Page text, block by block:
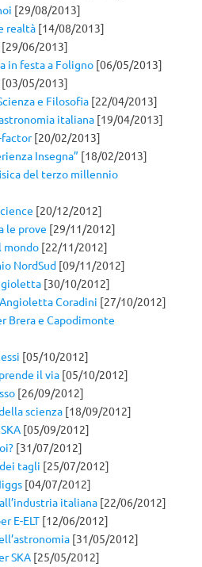
[29/08/2013]
realtà [14/08/2013]
[29/06/2013]
in festa a Foligno [06/05/2013]
[03/05/2013]
e Filosofia [22/04/2013]
italiana [19/04/2013]
factor[20/02/2013]
Insegna” [18/02/2013]
del terzo millennio
[20/12/2012]
le prove [29/11/2012]
mondo [22/11/2012]
NordSud [09/11/2012]
[30/10/2012]
Coradini [27/10/2012]
Brera e Capodimonte
[05/10/2012]
il via [05/10/2012]
[26/09/2012]
scienza [18/09/2012]
[05/09/2012]
[31/07/2012]
tagli [25/07/2012]
[04/07/2012]
italiana [22/06/2012]
E-ELT [12/06/2012]
[31/05/2012]
SKA [25/05/2012]